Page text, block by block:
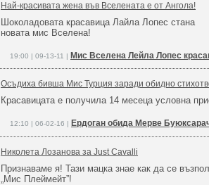
Най-красивата жена във Вселената е от Ангола!
Шоколадовата красавица Лайла Лопес стана
новата мис Вселена!
19:00 | 09-13-11 | Мис Вселена Лейла Лопес
Осъдиха бивша Мис Турция заради обидно
Красавицата е получила 14 месеца условна
12:10 | 06-02-16 | Ердоган обида Мерве
Николета Лозанова за Just Cavalli
Признаваме я! Тази мацка знае как да се
„Мис Плеймейт”!